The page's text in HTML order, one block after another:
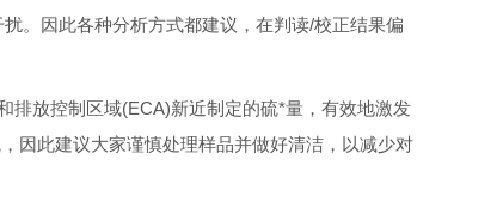
。因此各种分析方式都建议，在判读/校正结果偏
放控制区域(ECA)新近制定的硫*量，有效地激发
因此建议大家谨慎处理样品并做好清洁，以减少对